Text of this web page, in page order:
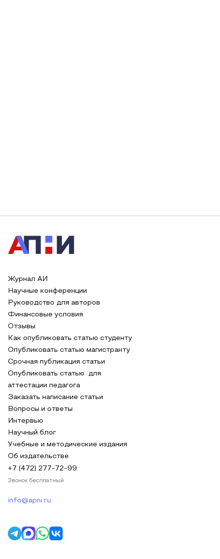
Журнал АИ
Научные конференции
Руководство для авторов
Финансовые условия
Отзывы
Как опубликовать статью студенту
Опубликовать статью магистранту
Срочная публикация статьи
Опубликовать статью для
аттестации педагога
Заказать написание статьи
Вопросы и ответы
Интервью
Научный блог
Учебные и методические издания
Об издательстве
+7 (472) 277-72-99
Звонок бесплатный
info@apni.ru